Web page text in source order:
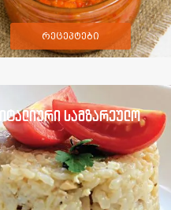
რეცეპტები
იტალიური სამზარეულო